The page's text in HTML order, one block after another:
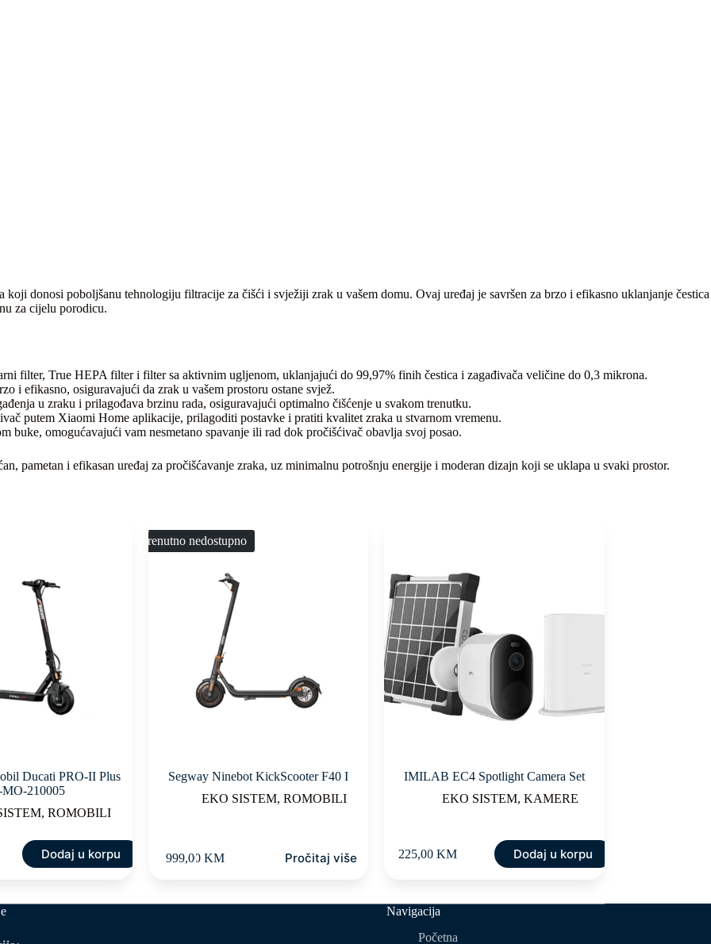
donosi poboljšanu tehnologiju filtracije za čišći i svježiji zrak u vašem domu. Ovaj uređaj je savršen za brzo i efikasno uklanjanje čestica
za cijelu porodicu.
filter, True HEPA filter i filter sa aktivnim ugljenom, uklanjajući do 99,97% finih čestica i zagađivača veličine do 0,3 mikrona.
i efikasno, osiguravajući da zrak u vašem prostoru ostane svjež.
u zraku i prilagođava brzinu rada, osiguravajući optimalno čišćenje u svakom trenutku.
putem Xiaomi Home aplikacije, prilagoditi postavke i pratiti kvalitet zraka u stvarnom vremenu.
buke, omogućavajući vam nesmetano spavanje ili rad dok pročišćivač obavlja svoj posao.
pametan i efikasan uređaj za pročišćavanje zraka, uz minimalnu potrošnju energije i moderan dizajn koji se uklapa u svaki prostor.
Ducati PRO-II Plus
210005
, ROMOBILI
Dodaj u korpu
Trenutno nedostupno
Segway Ninebot KickScooter F40 I
EKO SISTEM, ROMOBILI
999,00KM Pročitaj više
IMILAB EC4 Spotlight Camera Set
EKO SISTEM, KAMERE
225,00 KM Dodaj u korpu
Navigacija
Početna